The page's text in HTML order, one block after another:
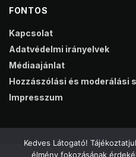
FONTOS
Kapcsolat
Adatvédelmi irányelvek
Médiaajánlat
Hozzászólási és moderálási
Impresszum
Kedves Látogató!
élmény fokozásának